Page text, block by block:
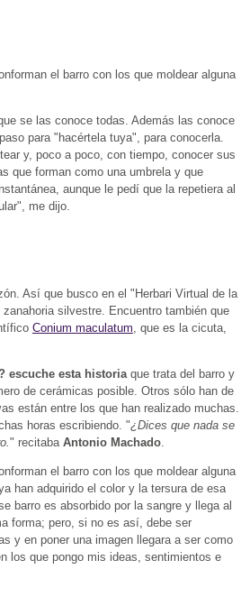
el barro con los que moldear alguna
se las conoce todas. Además las conoce
para "hacértela tuya", para conocerla.
y, poco a poco, con tiempo, conocer sus
que forman como una umbrela y que
aunque le pedí que la repetiera al
me dijo.
Así que busco en el "Herbari Virtual de la
silvestre. Encuentro también que
Conium maculatum , que es la cicuta,
escuche esta historiaque trata del barro y
de cerámicas posible. Otros sólo han de
están entre los que han realizado muchas.
horas escribiendo. "¿Dices que nada se
" recitaba Antonio Machado.
el barro con los que moldear alguna
han adquirido el color y la tersura de esa
barro es absorbido por la sangre y llega al
forma; pero, si no es así, debe ser
y en poner una imagen llegara a ser como
los que pongo mis ideas, sentimientos e